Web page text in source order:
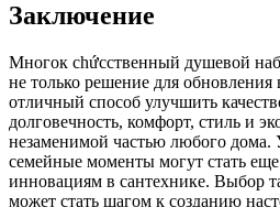
Заключение
Многок chứcственный душевой
не только решение для
отличный способ улучшить
долговечность, комфорт, стиль и
незаменимой частью любого дома.
семейные моменты могут стать еще
инновациям в сантехнике. Выбор
может стать шагом к созданию